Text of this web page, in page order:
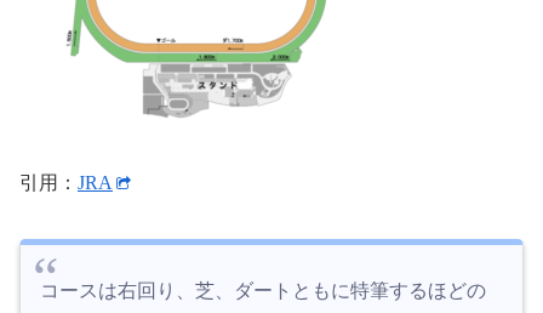
引用： JRA
コースは右回り、芝、ダートともに特筆するほどの